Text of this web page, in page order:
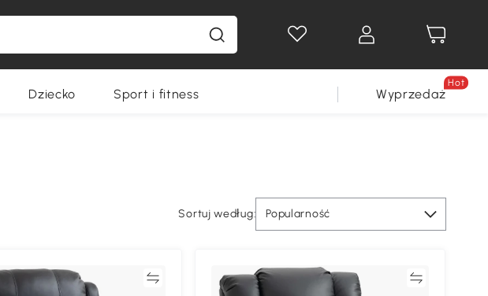
Dziecko Sport i fitness Wyprzedaż
Hot
Sortuj według: Popularność
Porównywać Porównywać